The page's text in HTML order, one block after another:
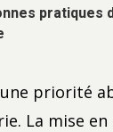
pratiques
priorité
La mise en